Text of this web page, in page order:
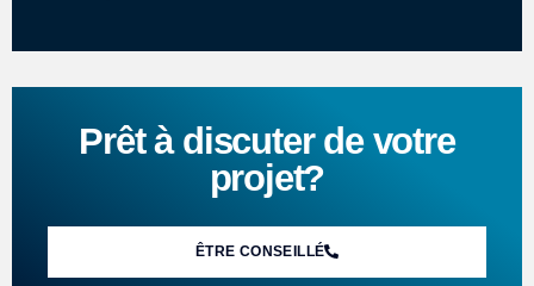
Prêt à discuter de votre
projet?
ÊTRE CONSEILLÉ